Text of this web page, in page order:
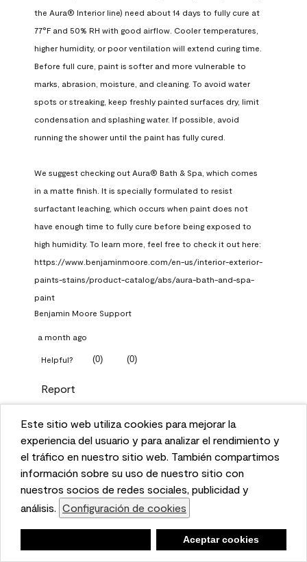
This website uses cookies to enhance user experience
and to analyze performance and traffic on our website.
We also share information about your use of our site
with our social media, advertising, and analytics
partners. Cookie Settings
Accept Cookies
Este sitio web utiliza cookies para mejorar la
experiencia del usuario y para analizar el rendimiento y
el tráfico en nuestro sitio web. También compartimos
información sobre su uso de nuestro sitio con
nuestros socios de redes sociales, publicidad y
análisis. Configuración de cookies
Aceptar cookies
the Aura® Interior line) need about 14 days to fully cure at
77°F and 50% RH with good airflow. Cooler temperatures,
higher humidity, or poor ventilation will extend curing time.
Before full cure, paint is softer and more vulnerable to
marks, abrasion, moisture, and cleaning. To avoid water
spots or streaking, keep freshly painted surfaces dry, limit
condensation and splashing water. If possible, avoid
running the shower until the paint has fully cured.
We suggest checking out Aura® Bath & Spa, which comes
in a matte finish. It is specially formulated to resist
surfactant leaching, which occurs when paint does not
have enough time to fully cure before being exposed to
high humidity. To learn more, feel free to check it out here:
https://www.benjaminmoore.com/en-us/interior-exterior-
paints-stains/product-catalog/abs/aura-bath-and-spa-
paint
Benjamin Moore Support
a month ago
Helpful? (0) (0)
Report
Q: What Aura paint color
should I use in north facing
entryway?
1 Answer